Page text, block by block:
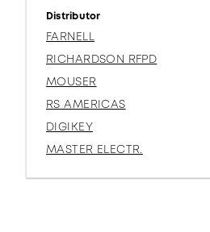
Distributor
FARNELL
RICHARDSON RFPD
MOUSER
RS AMERICAS
DIGIKEY
MASTER ELECTR.